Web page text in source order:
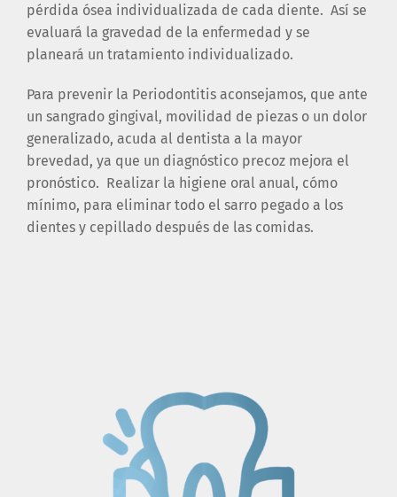
pérdida ósea individualizada de cada diente. Así se
evaluará la gravedad de la enfermedad y se
planeará un tratamiento individualizado.
Para prevenir la Periodontitis aconsejamos, que ante
un sangrado gingival, movilidad de piezas o un dolor
generalizado, acuda al dentista a la mayor
brevedad, ya que un diagnóstico precoz mejora el
pronóstico. Realizar la higiene oral anual, cómo
mínimo, para eliminar todo el sarro pegado a los
dientes y cepillado después de las comidas.